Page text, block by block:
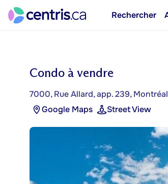
Rechercher
Condo à vendre
7000, Rue Allard, app. 239,
Google Maps
Street View